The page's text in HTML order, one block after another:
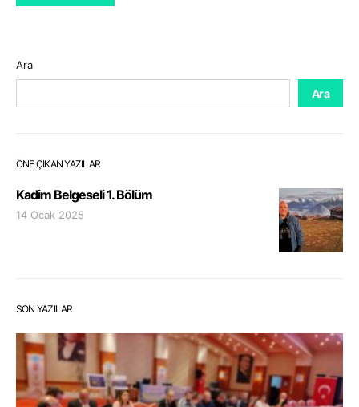
Ara
Ara
ÖNE ÇIKAN YAZILAR
Kadim Belgeseli 1. Bölüm
14 Ocak 2025
SON YAZILAR